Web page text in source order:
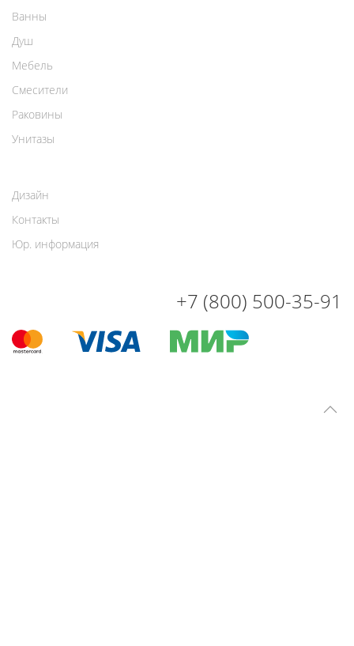
Ванны
Душ
Мебель
Смесители
Раковины
Унитазы
Дизайн
Контакты
Юр. информация
+7 (800) 500-35-91